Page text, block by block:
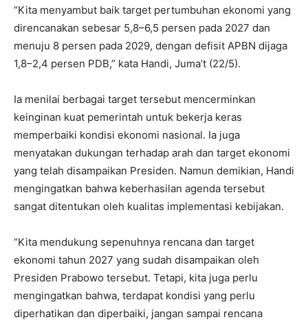
“Kita menyambut baik target pertumbuhan ekonomi yang
direncanakan sebesar 5,8–6,5 persen pada 2027 dan
menuju 8 persen pada 2029, dengan defisit APBN dijaga
1,8–2,4 persen PDB,” kata Handi, Juma’t (22/5).
Ia menilai berbagai target tersebut mencerminkan
keinginan kuat pemerintah untuk bekerja keras
memperbaiki kondisi ekonomi nasional. Ia juga
menyatakan dukungan terhadap arah dan target ekonomi
yang telah disampaikan Presiden. Namun demikian, Handi
mengingatkan bahwa keberhasilan agenda tersebut
sangat ditentukan oleh kualitas implementasi kebijakan.
“Kita mendukung sepenuhnya rencana dan target
ekonomi tahun 2027 yang sudah disampaikan oleh
Presiden Prabowo tersebut. Tetapi, kita juga perlu
mengingatkan bahwa, terdapat kondisi yang perlu
diperhatikan dan diperbaiki, jangan sampai rencana